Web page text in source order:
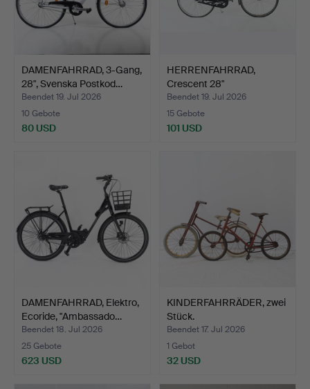
DAMENFAHRRAD, 3-Gang,
28", Svenska Postkod…
Beendet 19. Jul 2026
10 Gebote
80 USD
HERRENFAHRRAD,
Crescent 28"
Polismyndighet…
Beendet 19. Jul 2026
15 Gebote
101 USD
DAMENFAHRRAD, Elektro,
Ecoride, "Ambassado…
Beendet 18. Jul 2026
25 Gebote
623 USD
KINDERFAHRRÄDER, zwei
Stück.
Beendet 17. Jul 2026
1 Gebot
32 USD